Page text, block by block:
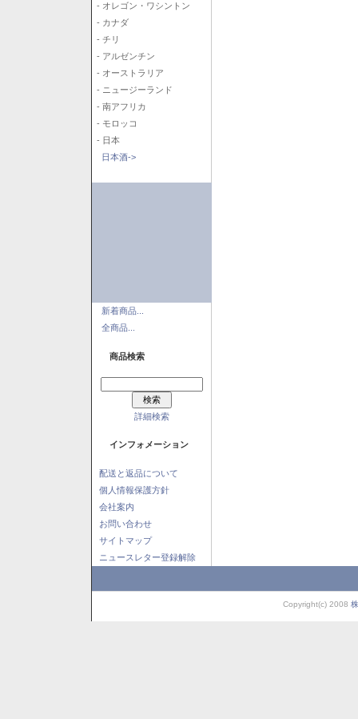
- オレゴン・ワシントン
- カナダ
- チリ
- アルゼンチン
- オーストラリア
- ニュージーランド
- 南アフリカ
- モロッコ
- 日本
日本酒->
新着商品...
全商品...
商品検索
詳細検索
インフォメーション
配送と返品について
個人情報保護方針
会社案内
お問い合わせ
サイトマップ
ニュースレター登録解除
Copyright(c) 2008